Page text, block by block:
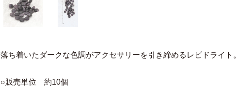
落ち着いたダークな色調がアクセサリーを引き締めるレピドライト。
○販売単位 約10個